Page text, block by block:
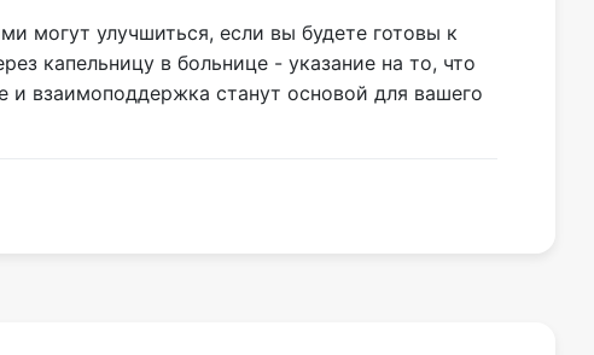
могут улучшиться, если вы будете готовы к
капельницу в больнице - указание на то, что
взаимоподдержка станут основой для вашего